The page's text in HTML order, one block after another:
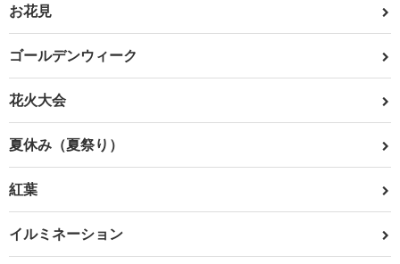
お花見
ゴールデンウィーク
花火大会
夏休み（夏祭り）
紅葉
イルミネーション